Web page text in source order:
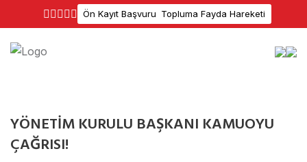
Ön Kayıt Başvuru Topluma Fayda Hareketi
YÖNETİM KURULU BAŞKANI KAMUOYU
ÇAĞRISI!